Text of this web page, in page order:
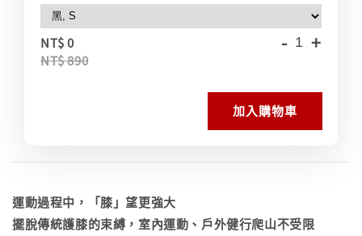
NT$ 0
NT$ 890
- +
加入購物車
運動過程中，「膝」望更強大
擺脫傳統護膝的束縛，室內運動、戶外健行爬山不受限